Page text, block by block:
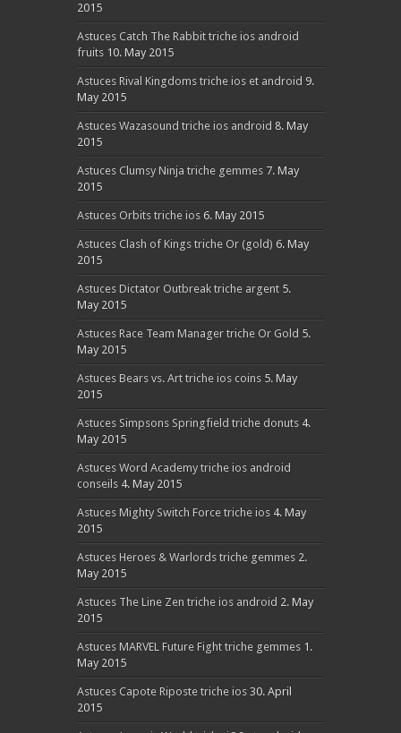
2015
Astuces Catch The Rabbit triche ios android
fruits 10. May 2015
Astuces Rival Kingdoms triche ios et android 9.
May 2015
Astuces Wazasound triche ios android 8. May
2015
Astuces Clumsy Ninja triche gemmes 7. May
2015
Astuces Orbits triche ios 6. May 2015
Astuces Clash of Kings triche Or (gold) 6. May
2015
Astuces Dictator Outbreak triche argent 5.
May 2015
Astuces Race Team Manager triche Or Gold 5.
May 2015
Astuces Bears vs. Art triche ios coins 5. May
2015
Astuces Simpsons Springfield triche donuts 4.
May 2015
Astuces Word Academy triche ios android
conseils 4. May 2015
Astuces Mighty Switch Force triche ios 4. May
2015
Astuces Heroes & Warlords triche gemmes 2.
May 2015
Astuces The Line Zen triche ios android 2. May
2015
Astuces MARVEL Future Fight triche gemmes 1.
May 2015
Astuces Capote Riposte triche ios 30. April
2015